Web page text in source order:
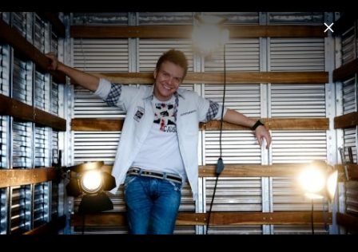
Menu
Michel Teló
Home News Musik Videos Fotos Biografie
Michel Teló - Fotos 2011